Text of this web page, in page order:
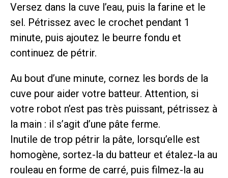
Versez dans la cuve l’eau, puis la farine et le
sel. Pétrissez avec le crochet pendant 1
minute, puis ajoutez le beurre fondu et
continuez de pétrir.
Au bout d’une minute, cornez les bords de la
cuve pour aider votre batteur. Attention, si
votre robot n’est pas très puissant, pétrissez à
la main : il s’agit d’une pâte ferme.
Inutile de trop pétrir la pâte, lorsqu’elle est
homogène, sortez-la du batteur et étalez-la au
rouleau en forme de carré, puis filmez-la au